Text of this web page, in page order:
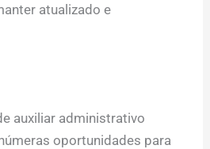
atualizado e
auxiliar administrativo
oportunidades para